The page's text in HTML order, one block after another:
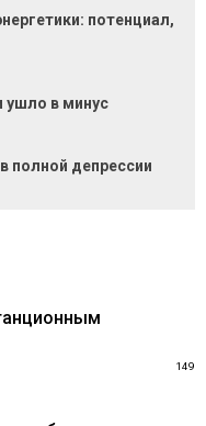
потенциал,
ушло в минус
полной депрессии
149